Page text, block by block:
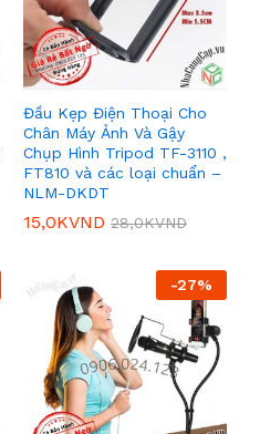
Đầu Kẹp Điện Thoại Cho
Chân Máy Ảnh Và Gậy
Chụp Hình Tripod TF-3110 ,
FT810 và các loại chuẩn –
NLM-DKDT
15,0KVND 28,0KVND
-27%